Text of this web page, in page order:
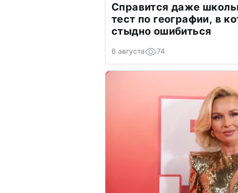
Справится даже
тест по географии, в
стыдно ошибиться
6 августа 74